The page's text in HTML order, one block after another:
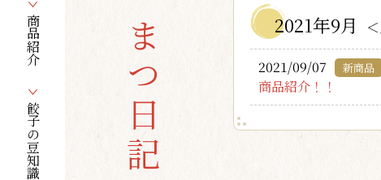
商品紹介
餃子の豆知識 みまつ日記 2021年9月
2021/09/07 新商品
商品紹介！！